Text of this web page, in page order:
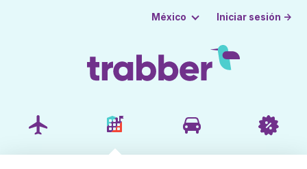
México Iniciar sesión →